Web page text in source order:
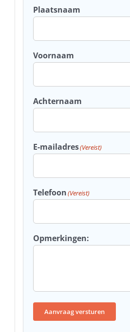
Plaatsnaam
Voornaam
Achternaam
E-mailadres(Vereist)
Telefoon(Vereist)
Opmerkingen:
Aanvraag versturen